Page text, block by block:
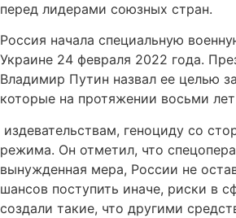
перед лидерами союзных стран.
Россия начала специальную
Украине 24 февраля 2022 года.
Владимир Путин назвал ее целью
которые на протяжении восьми
издевательствам, геноциду со
режима. Он отметил, что
вынужденная мера, России не
шансов поступить иначе, риски в
создали такие, что другими